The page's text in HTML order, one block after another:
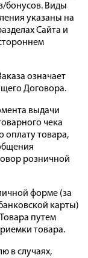
бонусов. Виды
указаны на
Сайта и
означает
Договора.
выдачи
чека
оплату товара,
розничной
форме (за
карты)
путем
товара.
в случаях,